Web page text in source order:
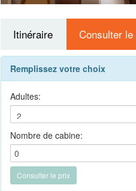
Itinéraire Consulter le
Remplissez votre choix
Adultes:
Nombre de cabine: